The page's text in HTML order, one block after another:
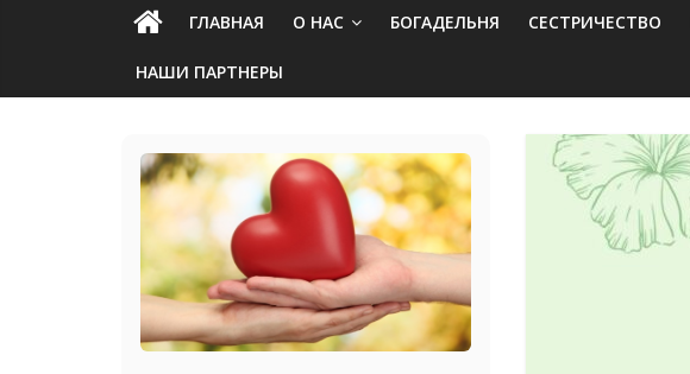
ГЛАВНАЯ О НАС БОГАДЕЛЬНЯ СЕСТРИЧЕСТВО
НАШИ ПАРТНЕРЫ